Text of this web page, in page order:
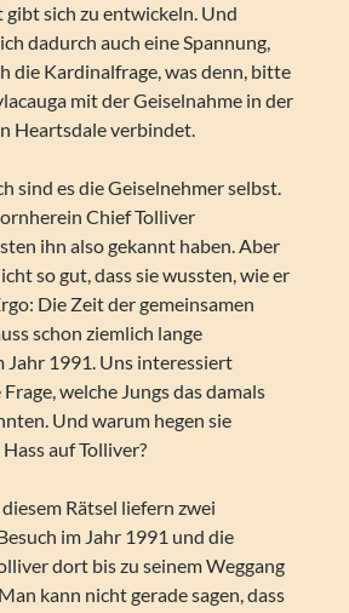
sich zu entwickeln. Und
dadurch auch eine Spannung,
die Kardinalfrage, was denn, bitte
mit der Geiselnahme in der
Heartsdale verbindet.
sind es die Geiselnehmer selbst.
Chief Tolliver
ihn also gekannt haben. Aber
so gut, dass sie wussten, wie er
Die Zeit der gemeinsamen
schon ziemlich lange
Jahr 1991. Uns interessiert
welche Jungs das damals
Und warum hegen sie
auf Tolliver?
Rätsel liefern zwei
im Jahr 1991 und die
dort bis zu seinem Weggang
kann nicht gerade sagen, dass